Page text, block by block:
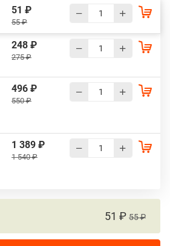
51 ₽
55 ₽
248 ₽
275 ₽
496 ₽
550 ₽
1 389 ₽
1 540 ₽
51 ₽ 55 ₽